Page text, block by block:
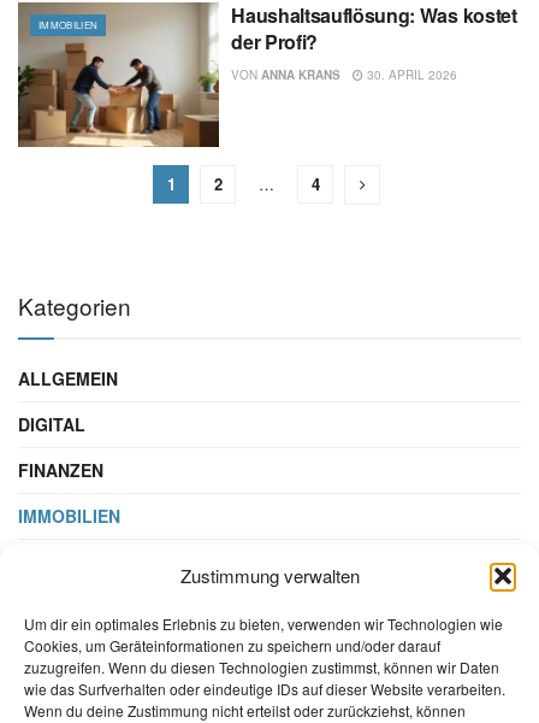
Zustimmung verwalten
Um dir ein optimales Erlebnis zu bieten, verwenden wir Technologien wie
Cookies, um Geräteinformationen zu speichern und/oder darauf
zuzugreifen. Wenn du diesen Technologien zustimmst, können wir Daten
wie das Surfverhalten oder eindeutige IDs auf dieser Website verarbeiten.
Wenn du deine Zustimmung nicht erteilst oder zurückziehst, können
IMMOBILIEN
Haushaltsauflösung: Was kostet
der Profi?
VON ANNA KRANS 30. APRIL 2026
1 2 … 4
Kategorien
ALLGEMEIN
DIGITAL
FINANZEN
IMMOBILIEN